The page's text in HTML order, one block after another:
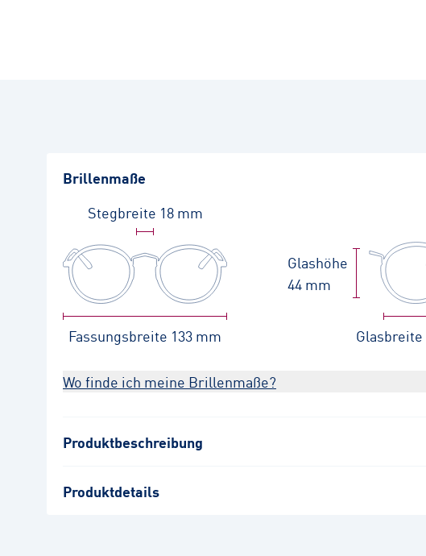
Brillenmaße
Stegbreite 18 mm
Fassungsbreite 133 mm Glasbreite
Glashöhe
44 mm
Wo finde ich meine Brillenmaße?
Produktbeschreibung
Produktdetails